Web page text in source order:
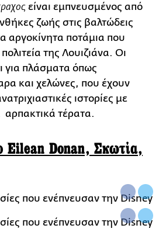
είναι εμπνευσμένος από
ζωής στις βαλτώδεις
αργοκίνητα ποτάμια που
της Λουιζιάνα. Οι
για πλάσματα όπως
και χελώνες, που έχουν
ιστορίες με
τέρατα.
Eilean Donan, Σκωτία,